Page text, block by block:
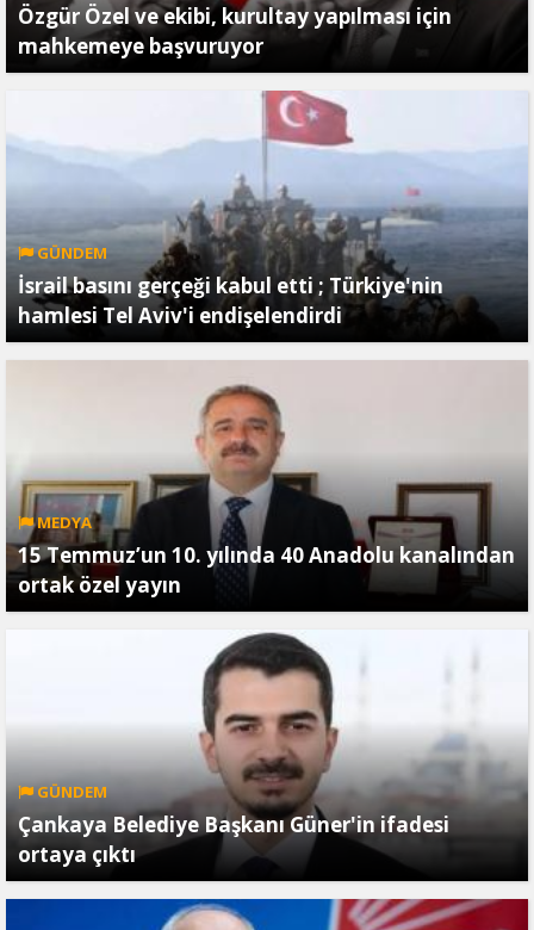
Özgür Özel ve ekibi, kurultay yapılması için
mahkemeye başvuruyor
GÜNDEM
İsrail basını gerçeği kabul etti ; Türkiye'nin
hamlesi Tel Aviv'i endişelendirdi
MEDYA
15 Temmuz’un 10. yılında 40 Anadolu kanalından
ortak özel yayın
GÜNDEM
Çankaya Belediye Başkanı Güner'in ifadesi
ortaya çıktı